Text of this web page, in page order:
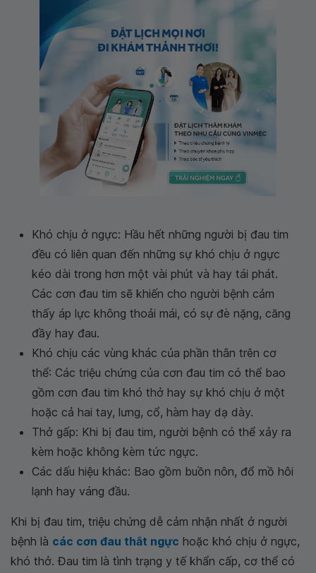
Khó chịu ở ngực: Hầu hết những người bị đau tim
đều có liên quan đến những sự khó chịu ở ngực
kéo dài trong hơn một vài phút và hay tái phát.
Các cơn đau tim sẽ khiến cho người bệnh cảm
thấy áp lực không thoải mái, có sự đè nặng, căng
đầy hay đau.
Khó chịu các vùng khác của phần thân trên cơ
thể: Các triệu chứng của cơn đau tim có thể bao
gồm cơn đau tim khó thở hay sự khó chịu ở một
hoặc cả hai tay, lưng, cổ, hàm hay dạ dày.
Thở gấp: Khi bị đau tim, người bệnh có thể xảy ra
kèm hoặc không kèm tức ngực.
Các dấu hiệu khác: Bao gồm buồn nôn, đổ mồ hôi
lạnh hay váng đầu.
Khi bị đau tim, triệu chứng dễ cảm nhận nhất ở người
bệnh là các cơn đau thắt ngực hoặc khó chịu ở ngực,
khó thở. Đau tim là tình trạng y tế khẩn cấp, cơ thể có